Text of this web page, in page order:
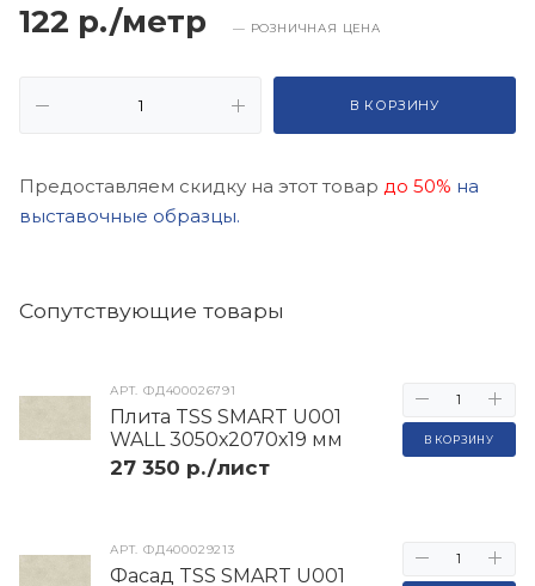
122 р./метр — РОЗНИЧНАЯ ЦЕНА
В КОРЗИНУ
Предоставляем скидку на этот товар до 50% на
выставочные образцы.
Cопутствующие товары
АРТ.ФД400029213
Фасад TSS SMART U001
АРТ.ФД400026791
Плита TSS SMART U001
WALL 3050х2070х19 мм
27 350 р./лист
В КОРЗИНУ